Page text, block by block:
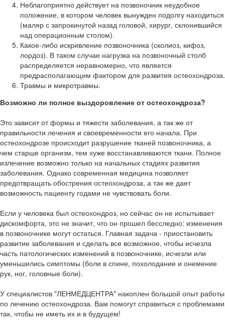
Неблагоприятно действует на позвоночник неудобное
положение, в котором человек вынужден подолгу находиться
(маляр с запрокинутой назад головой, хирург, склонившийся
над операционным столом).
Какое-либо искривление позвоночника (сколиоз, кифоз,
лордоз). В таком случае нагрузка на позвоночный столб
распределяется неравномерно, что является
предрасполагающим фактором для развития остеохондроза.
Травмы и микротравмы.
Возможно ли полное выздоровление от остеохондроза?
Это зависит от формы и тяжести заболевания, а так же от
правильности лечения и своевременности его начала. При
остеохондрозе происходит разрушение тканей позвоночника, а
чем старше организм, тем хуже восстанавливаются ткани. Полное
излечение возможно только на начальных стадиях развития
заболевания. Однако современная медицина позволяет
предотвращать обострения остеохондроза, а так же дает
возможность пациенту годами не чувствовать боли.
Если у человека был остеохондроз, но сейчас он не испытывает
дискомфорта, это не значит, что он прошел бесследно: изменения
в позвоночнике могут остаться. Главная задача - приостановить
развитие заболевания и сделать все возможное, чтобы исчезла
часть патологических изменений в позвоночнике, исчезли или
уменьшились симптомы (боли в спине, похолодание и онемение
рук, ног, головные боли).
У специалистов "ЛЕНМЕДЦЕНТРА" накоплен большой опыт работы
по лечению остеохондроза. Вам помогут справиться с проблемами
так, чтобы не иметь их и в будущем!